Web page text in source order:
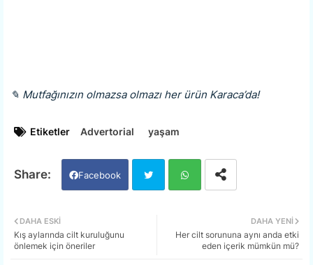
✎ Mutfağınızın olmazsa olmazı her ürün Karaca’da!
Etiketler Advertorial yaşam
Facebook
ats
DAHA YENI
Her cilt sorununa aynı anda etki
eden içerik mümkün mü?
DAHA ESKI
Kış aylarında cilt kuruluğunu
önlemek için öneriler